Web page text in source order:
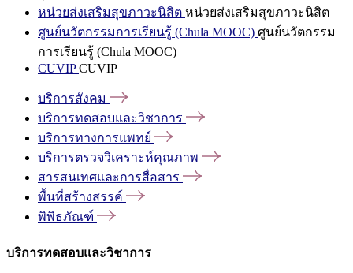
หน่วยส่งเสริมสุขภาวะนิสิต หน่วยส่งเสริมสุขภาวะนิสิต
ศูนย์นวัตกรรมการเรียนรู้ (Chula MOOC) ศูนย์นวัตกรรม
การเรียนรู้ (Chula MOOC)
CUVIPCUVIP
บริการสังคม
บริการทดสอบและวิชาการ
บริการทางการแพทย์
บริการตรวจวิเคราะห์คุณภาพ
สารสนเทศและการสื่อสาร
พื้นที่สร้างสรรค์
พิพิธภัณฑ์
บริการทดสอบและวิชาการ